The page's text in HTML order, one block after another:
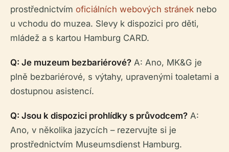
prostřednictvím oficiálních webových stránek nebo
u vchodu do muzea. Slevy k dispozici pro děti,
mládež a s kartou Hamburg CARD.
Q: Je muzeum bezbariérové? A: Ano, MK&G je
plně bezbariérové, s výtahy, upravenými toaletami a
dostupnou asistencí.
Q: Jsou k dispozici prohlídky s průvodcem? A:
Ano, v několika jazycích – rezervujte si je
prostřednictvím Museumsdienst Hamburg.